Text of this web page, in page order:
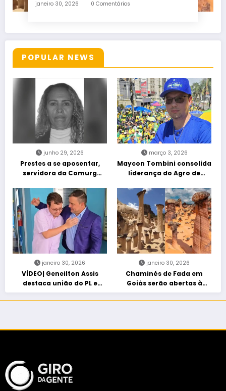
janeiro 30, 2026 0 Comentários
POPULAR NEWS
junho 29, 2026
Prestes a se aposentar,
servidora da Comurg
entra em protocolo de
morte encefálica
março 3, 2026
Maycon Tombini consolida
liderança do Agro de
“Acorda Brasil” em Goiânia
janeiro 30, 2026
VÍDEO| Geneilton Assis
destaca união do PL e
consolidação de apoio a
Maycon Tombini em Jataí
janeiro 30, 2026
Chaminés de Fada em
Goiás serão abertas à
visitação controlada